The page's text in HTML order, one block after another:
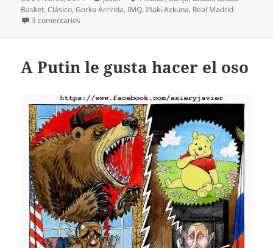
el
Basket,Clásico,Gorka Arrinda,IMQ,Iñaki Azkuna, Real Madrid
3 comentarios
A Putin le gusta hacer el oso